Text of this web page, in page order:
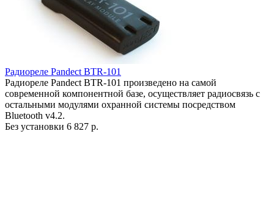
Радиореле Pandect BTR-101
Радиореле Pandect BTR-101 произведено на самой
современной компонентной базе, осуществляет радиосвязь с
остальными модулями охранной системы посредством
Bluetooth v4.2.
Без установки 6 827 р.